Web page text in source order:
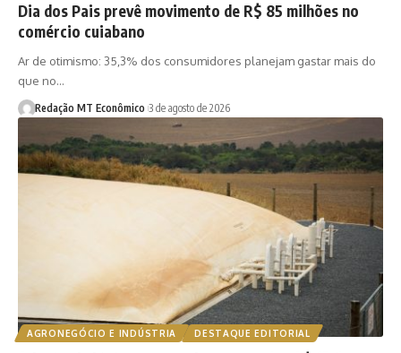
Dia dos Pais prevê movimento de R$ 85 milhões no
comércio cuiabano
Ar de otimismo: 35,3% dos consumidores planejam gastar mais do
que no…
Redação MT Econômico 3 de agosto de 2026
AGRONEGÓCIO E INDÚSTRIA DESTAQUE EDITORIAL